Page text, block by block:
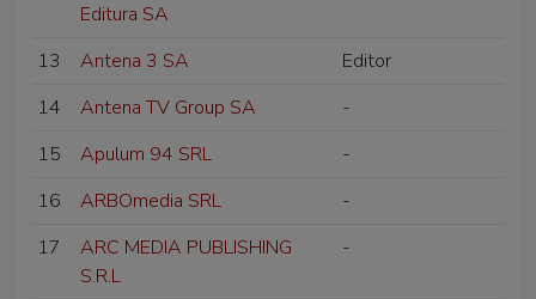
Editura SA
13 Antena 3 SA
Editor
14
Antena TV Group SA
-
15
Apulum 94 SRL
-
16
ARBOmedia SRL
-
17
ARC MEDIA PUBLISHING
S.R.L
-